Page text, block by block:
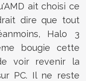
ait choisi ce
dire que tout
Halo 3
bougie cette
voir revenir la
PC. Il ne reste